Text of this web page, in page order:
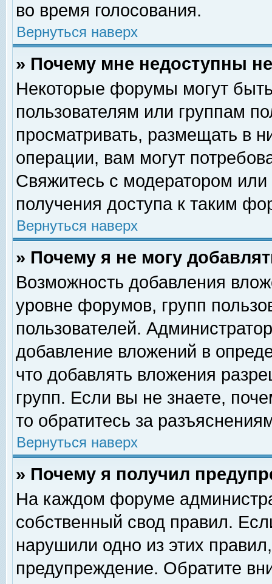
во время голосования.
Вернуться наверх
» Почему мне недоступны
Некоторые форумы могут
пользователям или группам
просматривать, размещать в
операции, вам могут
Свяжитесь с модератором
получения доступа к таким
Вернуться наверх
» Почему я не могу
Возможность добавления
уровне форумов, групп
пользователей.
добавление вложений в
что добавлять вложения
групп. Если вы не знаете,
то обратитесь за
Вернуться наверх
» Почему я получил
На каждом форуме
собственный свод правил.
нарушили одно из этих
предупреждение. Обратите